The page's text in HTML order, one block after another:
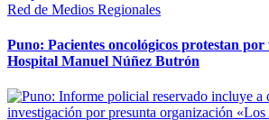
Red de Medios Regionales
Puno: Pacientes oncológicos protestan por
Hospital Manuel Núñez Butrón